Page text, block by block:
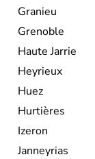
Granieu
Grenoble
Haute Jarrie
Heyrieux
Huez
Hurtières
Izeron
Janneyrias